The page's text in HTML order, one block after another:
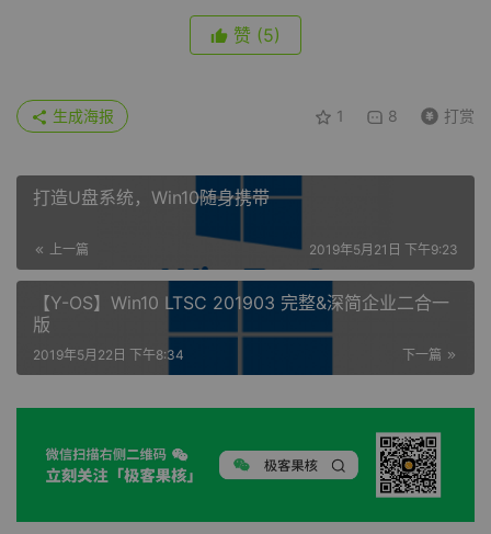
赞 (5)
1 8 打赏
生成海报
打造U盘系统，Win10随身携带
上一篇 2019年5月21日 下午9:23
【Y-OS】Win10 LTSC 201903 完整&深简企业二合一
版
下一篇
2019年5月22日 下午8:34